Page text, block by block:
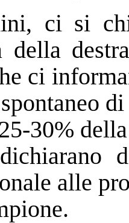
ci si
della
ci
30%
alle